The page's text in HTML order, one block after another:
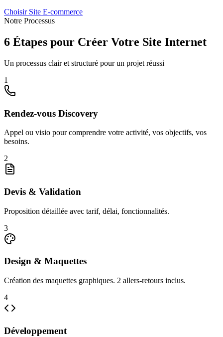
Choisir Site E-commerce
Notre Processus
6 Étapes pour Créer Votre Site Internet
Un processus clair et structuré pour un projet réussi
1
Rendez-vous Discovery
Appel ou visio pour comprendre votre activité, vos objectifs, vos
besoins.
2
Devis & Validation
Proposition détaillée avec tarif, délai, fonctionnalités.
3
Design & Maquettes
Création des maquettes graphiques. 2 allers-retours inclus.
4
Développement